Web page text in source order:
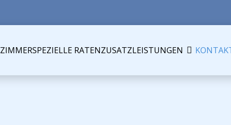
ZIMMERSPEZIELLE RATENZUSATZLEISTUNGEN